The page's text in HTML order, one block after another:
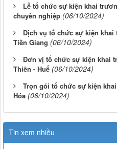
Lễ tổ chức sự kiện khai
chuyên nghiệp (06/10/2024)
Dịch vụ tổ chức sự kiện
Tiền Giang (06/10/2024)
Đơn vị tổ chức sự kiện khai
Thiên - Huế (06/10/2024)
Trọn gói tổ chức sự kiện
Hóa (06/10/2024)
Tin xem nhiều